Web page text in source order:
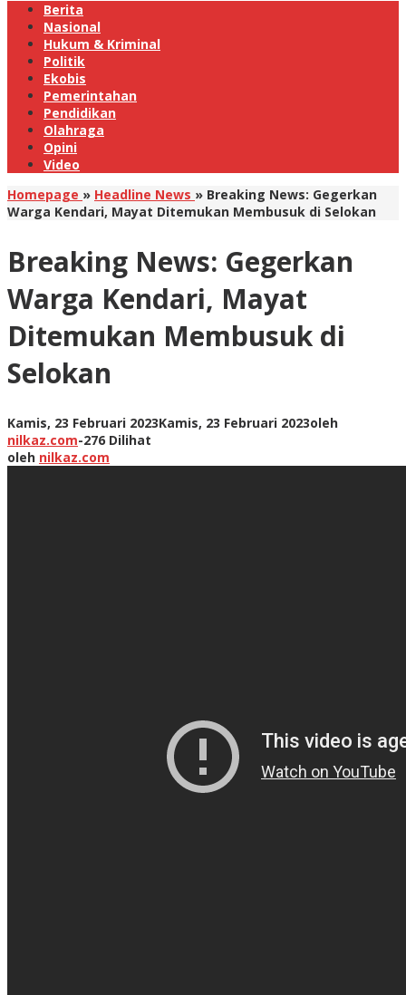
Berita
Nasional
Hukum & Kriminal
Politik
Ekobis
Pemerintahan
Pendidikan
Olahraga
Opini
Video
Homepage » Headline News » Breaking News: Gegerkan
Warga Kendari, Mayat Ditemukan Membusuk di Selokan
Breaking News: Gegerkan
Warga Kendari, Mayat
Ditemukan Membusuk di
Selokan
Kamis, 23 Februari 2023Kamis, 23 Februari 2023oleh
nilkaz.com-276 Dilihat
oleh nilkaz.com